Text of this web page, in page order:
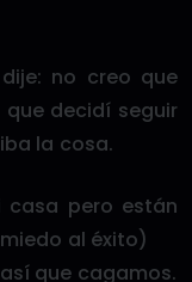
no creo que
decidí seguir
la cosa.
casa pero están
al éxito)
que cagamos.